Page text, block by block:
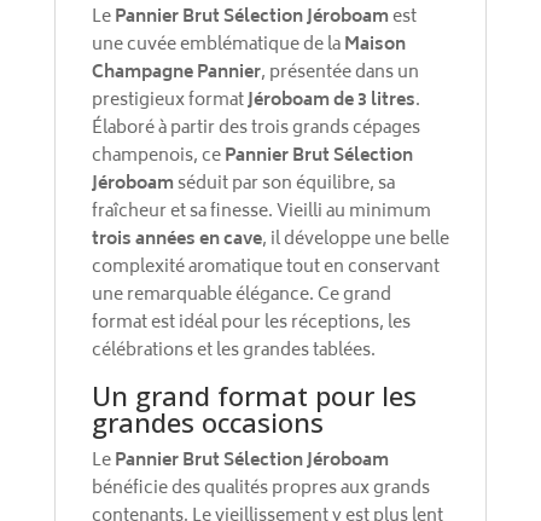
LePannier Brut Sélection Jéroboamest
une cuvée emblématique de laMaison
Champagne Pannier, présentée dans un
prestigieux formatJéroboam de 3 litres.
Élaboré à partir des trois grands cépages
champenois, cePannier Brut Sélection
Jéroboamséduit par son équilibre, sa
fraîcheur et sa finesse. Vieilli au minimum
trois années en cave, il développe une belle
complexité aromatique tout en conservant
une remarquable élégance. Ce grand
format est idéal pour les réceptions, les
célébrations et les grandes tablées.
Un grand format pour les
grandes occasions
LePannier Brut Sélection Jéroboam
bénéficie des qualités propres aux grands